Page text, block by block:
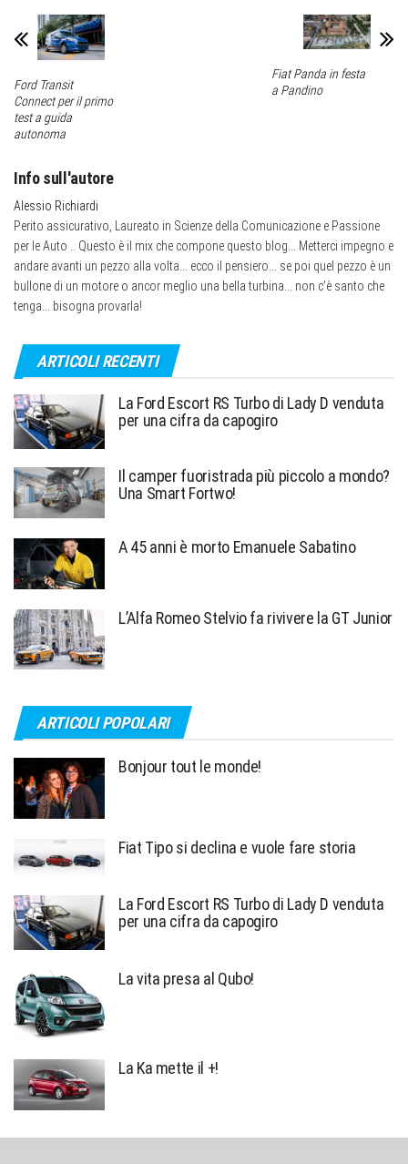
Ford Transit
Connect per il primo
test a guida
autonoma
Fiat Panda in festa
a Pandino
Info sull'autore
Alessio Richiardi
Perito assicurativo, Laureato in Scienze della Comunicazione e Passione
per le Auto .. Questo è il mix che compone questo blog... Metterci impegno e
andare avanti un pezzo alla volta... ecco il pensiero... se poi quel pezzo è un
bullone di un motore o ancor meglio una bella turbina... non c’è santo che
tenga... bisogna provarla!
ARTICOLI RECENTI
La Ford Escort RS Turbo di Lady D venduta
per una cifra da capogiro
Il camper fuoristrada più piccolo a mondo?
Una Smart Fortwo!
A 45 anni è morto Emanuele Sabatino
L’Alfa Romeo Stelvio fa rivivere la GT Junior
ARTICOLI POPOLARI
Bonjour tout le monde!
Fiat Tipo si declina e vuole fare storia
La Ford Escort RS Turbo di Lady D venduta
per una cifra da capogiro
La vita presa al Qubo!
La Ka mette il +!